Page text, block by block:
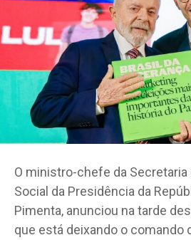
O ministro-chefe da
Social da Presidência da
Pimenta, anunciou na tarde
que está deixando o comando